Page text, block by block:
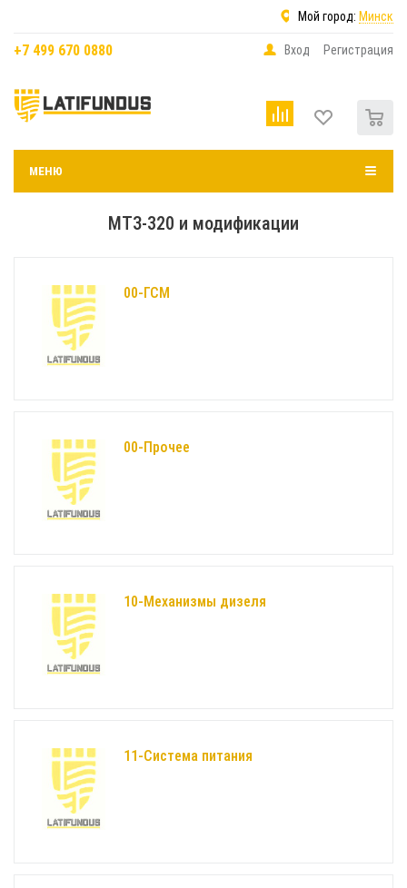
Мой город: Минск
+7 499 670 0880 Вход Регистрация
МЕНЮ
МТЗ-320 и модификации
00-ГСМ
00-Прочее
10-Механизмы дизеля
11-Система питания